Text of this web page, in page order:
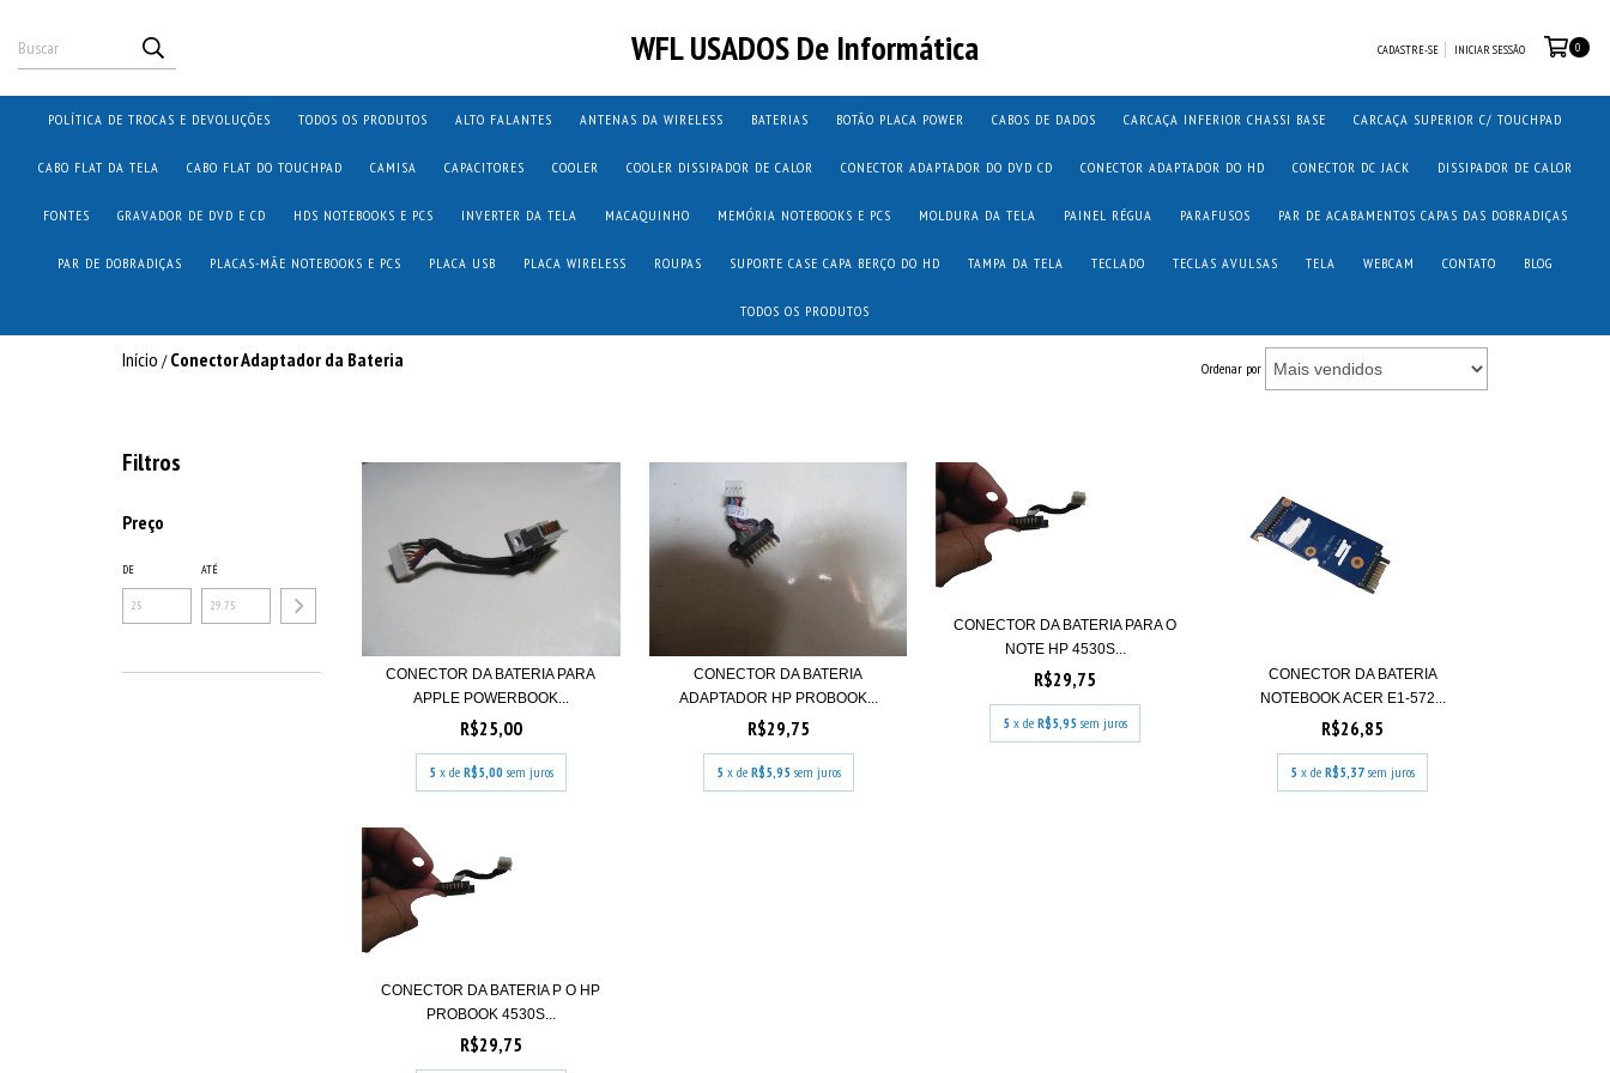
WFL USADOS De Informática CADASTRE-SE INICIAR SESSÃO 0
POLÍTICA DE TROCAS E DEVOLUÇÕES TODOS OS PRODUTOS ALTO FALANTES ANTENAS DA WIRELESS BATERIAS BOTÃO PLACA POWER CABOS DE DADOS CARCAÇA INFERIOR CHASSI BASE CARCAÇA SUPERIOR C/ TOUCHPAD
CABO FLAT DA TELA CABO FLAT DO TOUCHPAD CAMISA CAPACITORES COOLER COOLER DISSIPADOR DE CALOR CONECTOR ADAPTADOR DO DVD CD CONECTOR ADAPTADOR DO HD CONECTOR DC JACK DISSIPADOR DE CALOR
FONTES GRAVADOR DE DVD E CD HDS NOTEBOOKS E PCS INVERTER DA TELA MACAQUINHO MEMÓRIA NOTEBOOKS E PCS MOLDURA DA TELA PAINEL RÉGUA PARAFUSOS PAR DE ACABAMENTOS CAPAS DAS DOBRADIÇAS
PAR DE DOBRADIÇAS PLACAS-MÃE NOTEBOOKS E PCS PLACA USB PLACA WIRELESS ROUPAS SUPORTE CASE CAPA BERÇO DO HD TAMPA DA TELA TECLADO TECLAS AVULSAS TELA WEBCAM CONTATO BLOG
TODOS OS PRODUTOS
Início / Conector Adaptador da Bateria Ordenar por
Filtros
Preço
DE ATÉ
CONECTOR DA BATERIA PARA
APPLE POWERBOOK...
R$25,00
5 x de R$5,00 sem juros
CONECTOR DA BATERIA
ADAPTADOR HP PROBOOK...
R$29,75
5 x de R$5,95 sem juros
CONECTOR DA BATERIA PARA O
NOTE HP 4530S...
R$29,75
5 x deR$5,95 sem juros
CONECTOR DA BATERIA
NOTEBOOK ACER E1-572...
R$26,85
5 x deR$5,37 sem juros
CONECTOR DA BATERIA P O HP
PROBOOK 4530S...
R$29,75